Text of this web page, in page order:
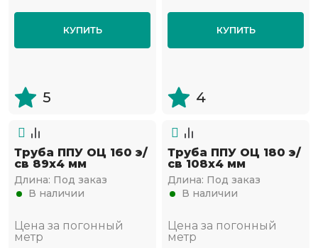
КУПИТЬ
5
КУПИТЬ
4
Труба ППУ ОЦ 160 э/
св 89х4 мм
Длина: Под заказ
В наличии
Цена за погонный
метр
Труба ППУ ОЦ 180 э/
св 108х4 мм
Длина: Под заказ
В наличии
Цена за погонный
метр